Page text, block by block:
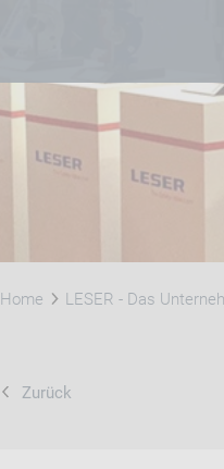
Home LESER - Das
Zurück